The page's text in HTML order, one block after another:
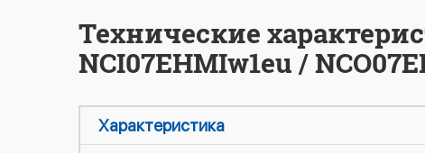
Технические
NCI07EHMIw1eu /
Характеристика